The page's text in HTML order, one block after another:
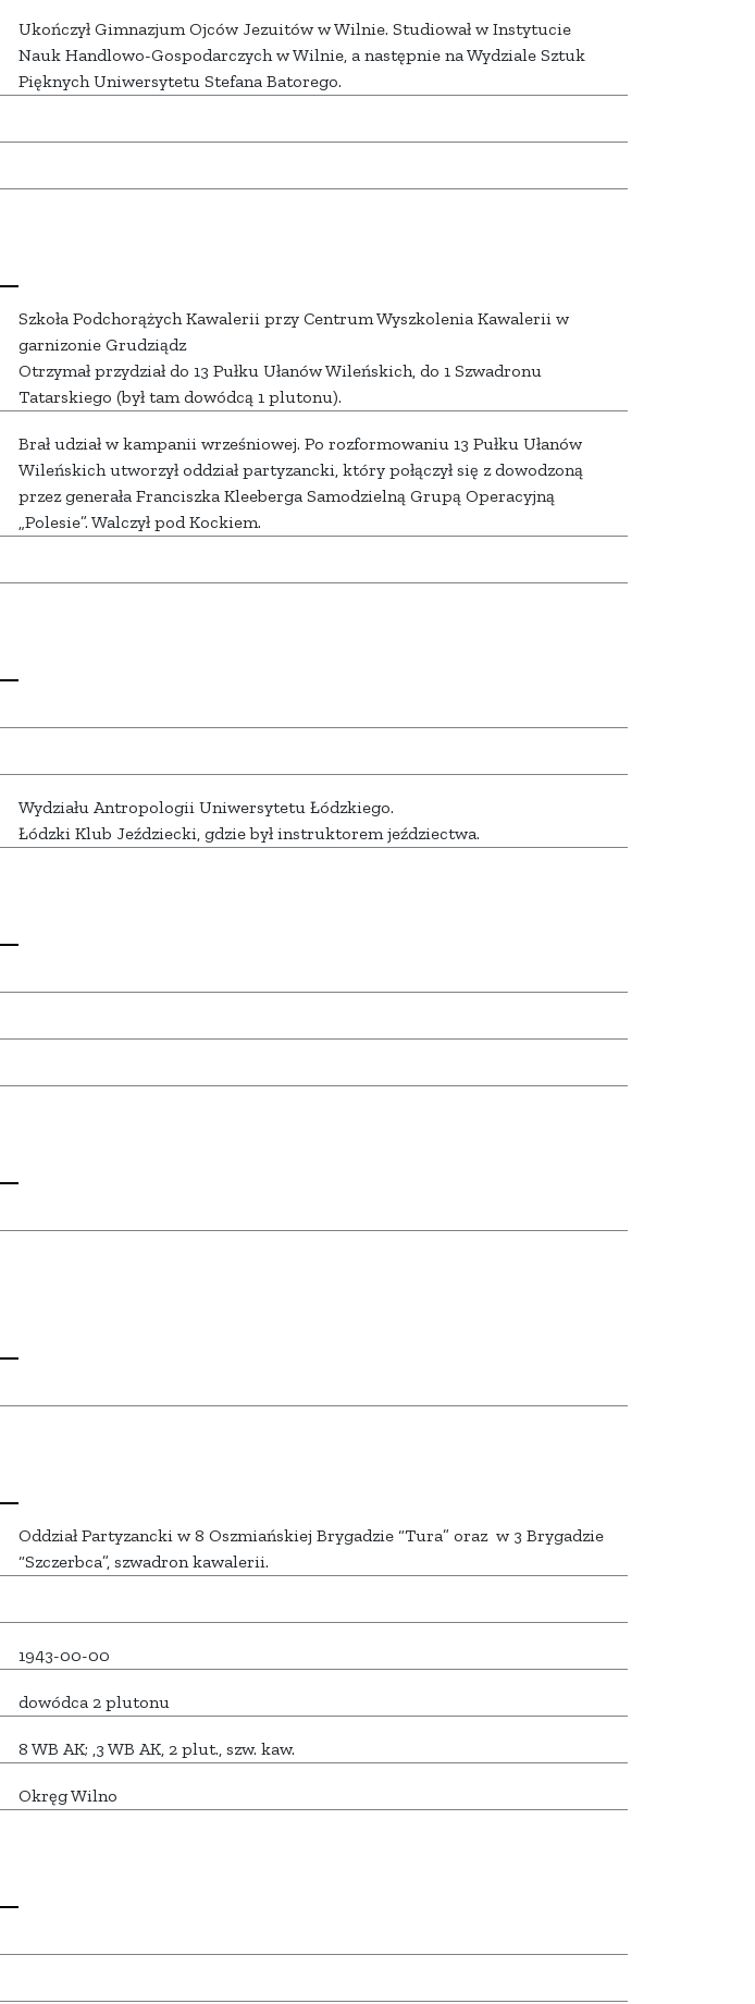
Ukończył Gimnazjum Ojców Jezuitów w Wilnie. Studiował w Instytucie
Nauk Handlowo-Gospodarczych w Wilnie, a następnie na Wydziale Sztuk
Pięknych Uniwersytetu Stefana Batorego.
Szkoła Podchorążych Kawalerii przy Centrum Wyszkolenia Kawalerii w
garnizonie Grudziądz
Otrzymał przydział do 13 Pułku Ułanów Wileńskich, do 1 Szwadronu
Tatarskiego (był tam dowódcą 1 plutonu).
Brał udział w kampanii wrześniowej. Po rozformowaniu 13 Pułku Ułanów
Wileńskich utworzył oddział partyzancki, który połączył się z dowodzoną
przez generała Franciszka Kleeberga Samodzielną Grupą Operacyjną
„Polesie”. Walczył pod Kockiem.
Wydziału Antropologii Uniwersytetu Łódzkiego.
Łódzki Klub Jeździecki, gdzie był instruktorem jeździectwa.
Oddział Partyzancki w 8 Oszmiańskiej Brygadzie “Tura” oraz w 3 Brygadzie
“Szczerbca”, szwadron kawalerii.
1943-00-00
dowódca 2 plutonu
8 WB AK; ,3 WB AK, 2 plut., szw. kaw.
Okręg Wilno